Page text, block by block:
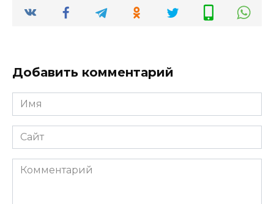
Добавить комментарий
Имя
*
Сайт
Комментарий